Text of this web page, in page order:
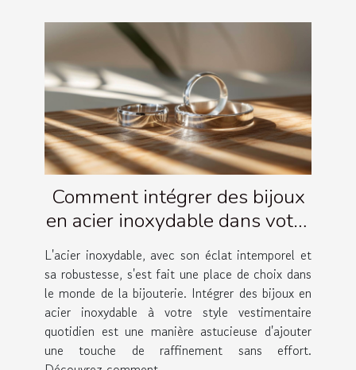
Comment intégrer des bijoux
en acier inoxydable dans votre
garde-robe quotidienne
L'acier inoxydable, avec son éclat intemporel et
sa robustesse, s'est fait une place de choix dans
le monde de la bijouterie. Intégrer des bijoux en
acier inoxydable à votre style vestimentaire
quotidien est une manière astucieuse d'ajouter
une touche de raffinement sans effort.